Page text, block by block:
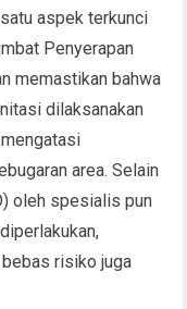
aspek terkunci
Penyerapan
memastikan bahwa
dilaksanakan
area. Selain
oleh spesialis pun
risiko juga